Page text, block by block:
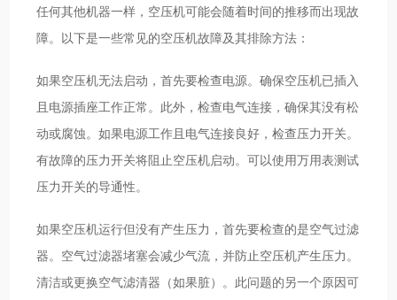
任何其他机器一样，空压机可能会随着时间的推移而出现故
障。以下是一些常见的空压机故障及其排除方法：
如果空压机无法启动，首先要检查电源。确保空压机已插入
且电源插座工作正常。此外，检查电气连接，确保其没有松
动或腐蚀。如果电源工作且电气连接良好，检查压力开关。
有故障的压力开关将阻止空压机启动。可以使用万用表测试
压力开关的导通性。
如果空压机运行但没有产生压力，首先要检查的是空气过滤
器。空气过滤器堵塞会减少气流，并防止空压机产生压力。
清洁或更换空气滤清器（如果脏）。此问题的另一个原因可